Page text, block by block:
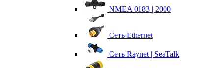
NMEA 0183 | 2000
Сеть Ethernet
Сеть Raynet | SeaTalk